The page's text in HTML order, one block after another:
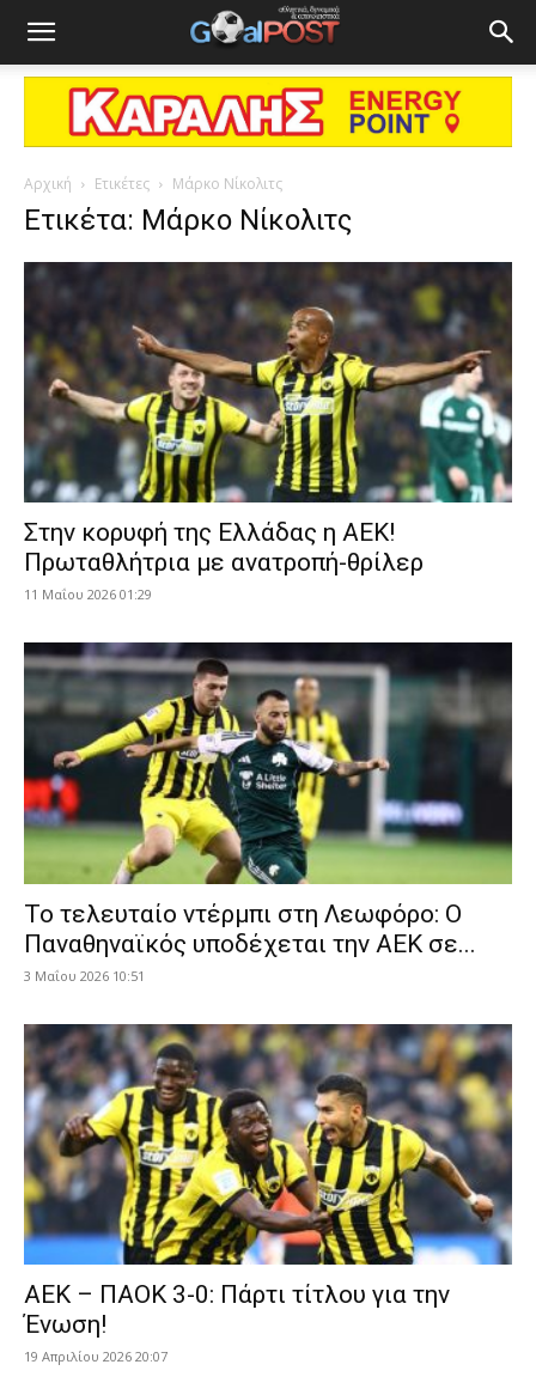
Αρχική Ετικέτες Μάρκο Νίκολιτς
Ετικέτα: Μάρκο Νίκολιτς
Στην κορυφή της Ελλάδας η ΑΕΚ!
Πρωταθλήτρια με ανατροπή-θρίλερ
11 Μαΐου 2026 01:29
Το τελευταίο ντέρμπι στη Λεωφόρο: Ο
Παναθηναϊκός υποδέχεται την ΑΕΚ σε...
3 Μαΐου 2026 10:51
ΑΕΚ – ΠΑΟΚ 3-0: Πάρτι τίτλου για την
Ένωση!
19 Απριλίου 2026 20:07